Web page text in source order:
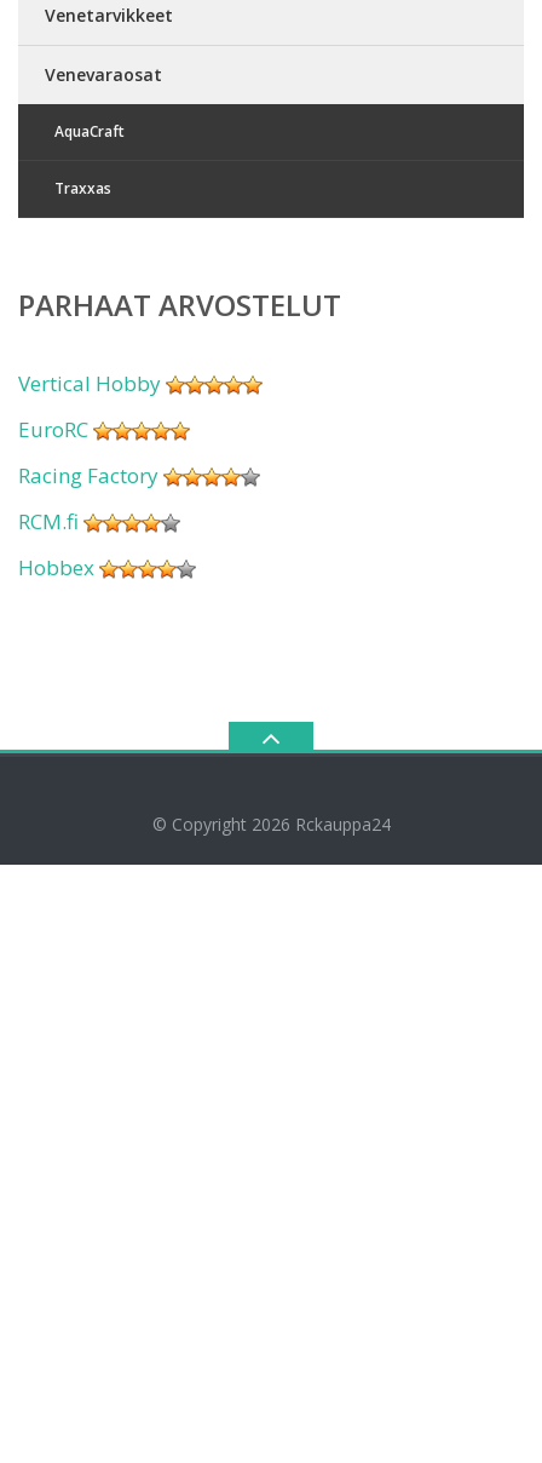
Venetarvikkeet
Venevaraosat
AquaCraft
Traxxas
PARHAAT ARVOSTELUT
Vertical Hobby
EuroRC
Racing Factory
RCM.fi
Hobbex
© Copyright 2026 Rckauppa24